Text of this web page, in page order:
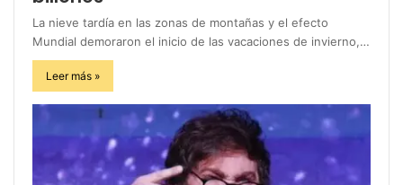
La nieve tardía en las zonas de montañas y el efecto
Mundial demoraron el inicio de las vacaciones de invierno,…
Leer más »